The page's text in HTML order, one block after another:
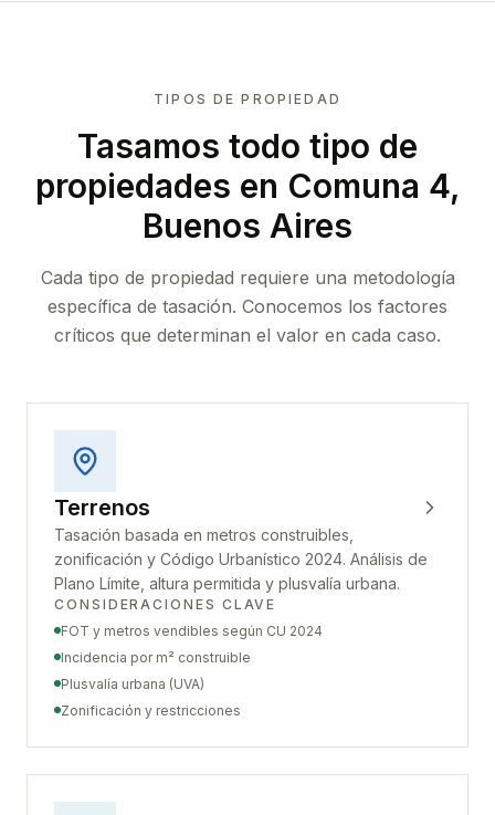
TIPOS DE PROPIEDAD
Tasamos todo tipo de
propiedades en Comuna 4,
Buenos Aires
Cada tipo de propiedad requiere una metodología
específica de tasación. Conocemos los factores
críticos que determinan el valor en cada caso.
Terrenos
Tasación basada en metros construibles,
zonificación y Código Urbanístico 2024. Análisis de
Plano Límite, altura permitida y plusvalía urbana.
CONSIDERACIONES CLAVE
FOT y metros vendibles según CU 2024
Incidencia por m² construible
Plusvalía urbana (UVA)
Zonificación y restricciones